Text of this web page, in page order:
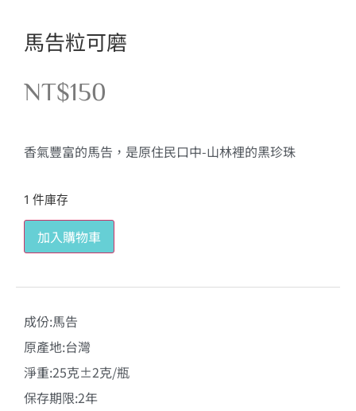
馬告粒可磨
NT$150
香氣豐富的馬告，是原住民口中-山林裡的黑珍珠
1 件庫存
加入購物車
成份:馬告
原產地:台灣
淨重:25克±2克/瓶
保存期限:2年